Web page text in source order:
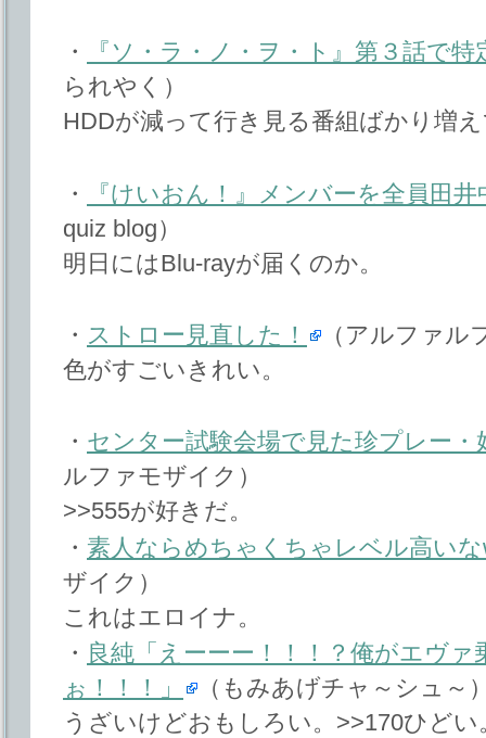
・
『ソ・ラ・ノ・ヲ・ト』第３話で
られやく）
HDDが減って行き見る番組ばかり増
・
『けいおん！』メンバーを全員田
quiz blog）
明日にはBlu-rayが届くのか。
・ ストロー見直した！
（アルファル
色がすごいきれい。
・ センター試験会場で見た珍プレー・
ルファモザイク）
>>555が好きだ。
・ 素人ならめちゃくちゃレベル高い
ザイク）
これはエロイナ。
・ 良純「えーーー！！！？俺がエヴ
ぉ！！！」
（もみあげチャ～シュ～
うざいけどおもしろい。>>170ひどい